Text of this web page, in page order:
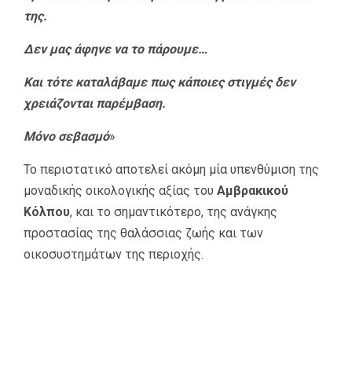
της.
Δεν μας άφηνε να το πάρουμε…
Και τότε καταλάβαμε πως κάποιες στιγμές δεν
χρειάζονται παρέμβαση.
Μόνο σεβασμό»
Το περιστατικό αποτελεί ακόμη μία υπενθύμιση της
μοναδικής οικολογικής αξίας του Αμβρακικού
Κόλπου, και το σημαντικότερο, της ανάγκης
προστασίας της θαλάσσιας ζωής και των
οικοσυστημάτων της περιοχής.